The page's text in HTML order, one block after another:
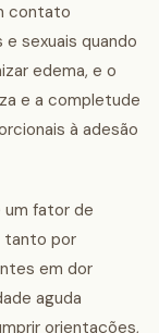
contato
sexuais quando
edema, e o
e a completude
à adesão
fator de
tanto por
em dor
aguda
orientações,